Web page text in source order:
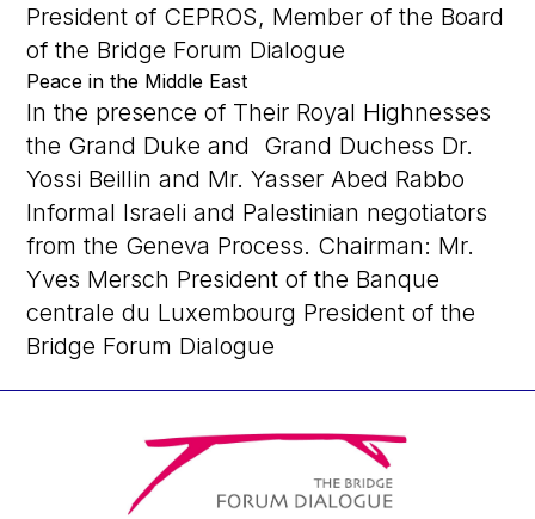
President of CEPROS, Member of the Board
of the Bridge Forum Dialogue
Peace in the Middle East
In the presence of Their Royal Highnesses
the Grand Duke and Grand Duchess Dr.
Yossi Beillin and Mr. Yasser Abed Rabbo
Informal Israeli and Palestinian negotiators
from the Geneva Process. Chairman: Mr.
Yves Mersch President of the Banque
centrale du Luxembourg President of the
Bridge Forum Dialogue